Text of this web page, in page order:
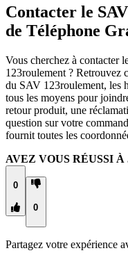
Contacter le
de Téléphone
Vous cherchez à contacter
123roulement ? Retrouvez
du SAV 123roulement, les
tous les moyens pour
retour produit, une
question sur votre
fournit toutes les
AVEZ VOUS RÉUSSI
0
0
Partagez votre expérience